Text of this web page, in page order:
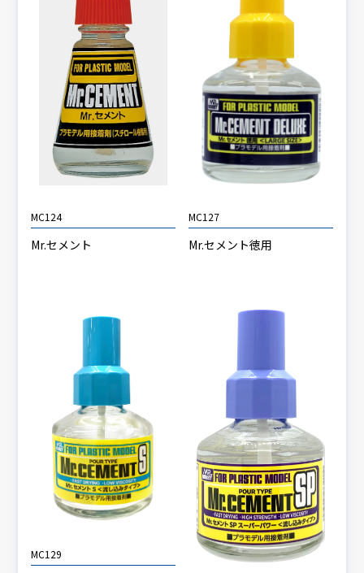
MC124
Mr.セメント
MC127
Mr.セメント徳用
MC129